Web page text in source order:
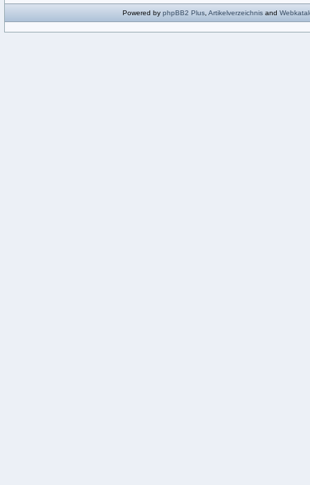
Powered by phpBB2 Plus Artikelverzeichnis and